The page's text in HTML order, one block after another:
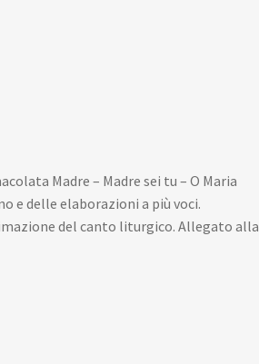
Madre – Madre sei tu – O Maria
e delle elaborazioni a più voci.
del canto liturgico. Allegato alla